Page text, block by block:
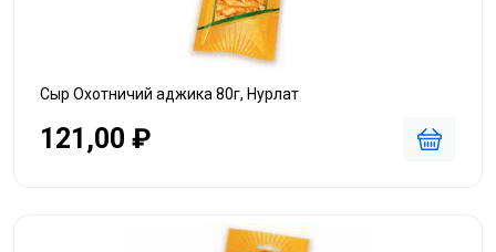
Сыр Охотничий аджика 80г, Нурлат
121,00 ₽